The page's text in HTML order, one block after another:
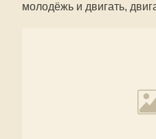
молодёжь и двигать,